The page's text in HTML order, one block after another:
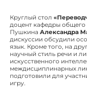
Круглый стол
доцент кафедры общего
Пушкина Александра
дискуссии обсудили
язык. Кроме того, на
научный стиль речи и
искусственного
междисциплинарных
подготовили для
игру.